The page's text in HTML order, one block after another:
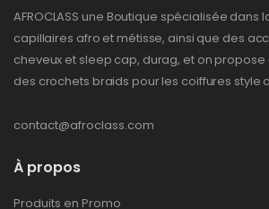
AFROCLASS une Boutique spécialisée dans
capillaires afro et métisse, ainsi que des
cheveux et sleep cap, durag, et on
des crochets braids pour les coiffures style
contact@afroclass.com
À propos
Produits en Promo